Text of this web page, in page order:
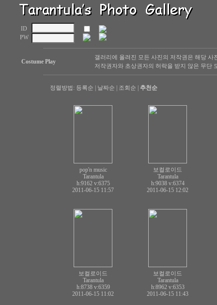
ID
PW
Costume Play
갤러리에 올려진 모든 사진의 저작권은 해당
저작권자와 초상권자의 허락을 받지 않은 무단
정렬방법: 등록순 날짜순 조회순 추천순
pop'n music
Tarantula
h:9162 v:6375
2011-06-15 11:57
보컬로이드
Tarantula
h:9038 v:6374
2011-06-15 12:02
보컬로이드
Tarantula
h:8738 v:6359
2011-06-15 11:02
보컬로이드
Tarantula
h:8962 v:6353
2011-06-15 11:43